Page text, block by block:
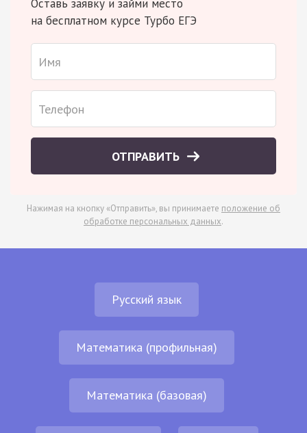
Оставь заявку и займи место
на бесплатном курсе Турбо ЕГЭ
ОТПРАВИТЬ
Нажимая на кнопку «Отправить», вы принимаете положение об
обработке персональных данных.
Русский язык
Математика (профильная)
Математика (базовая)